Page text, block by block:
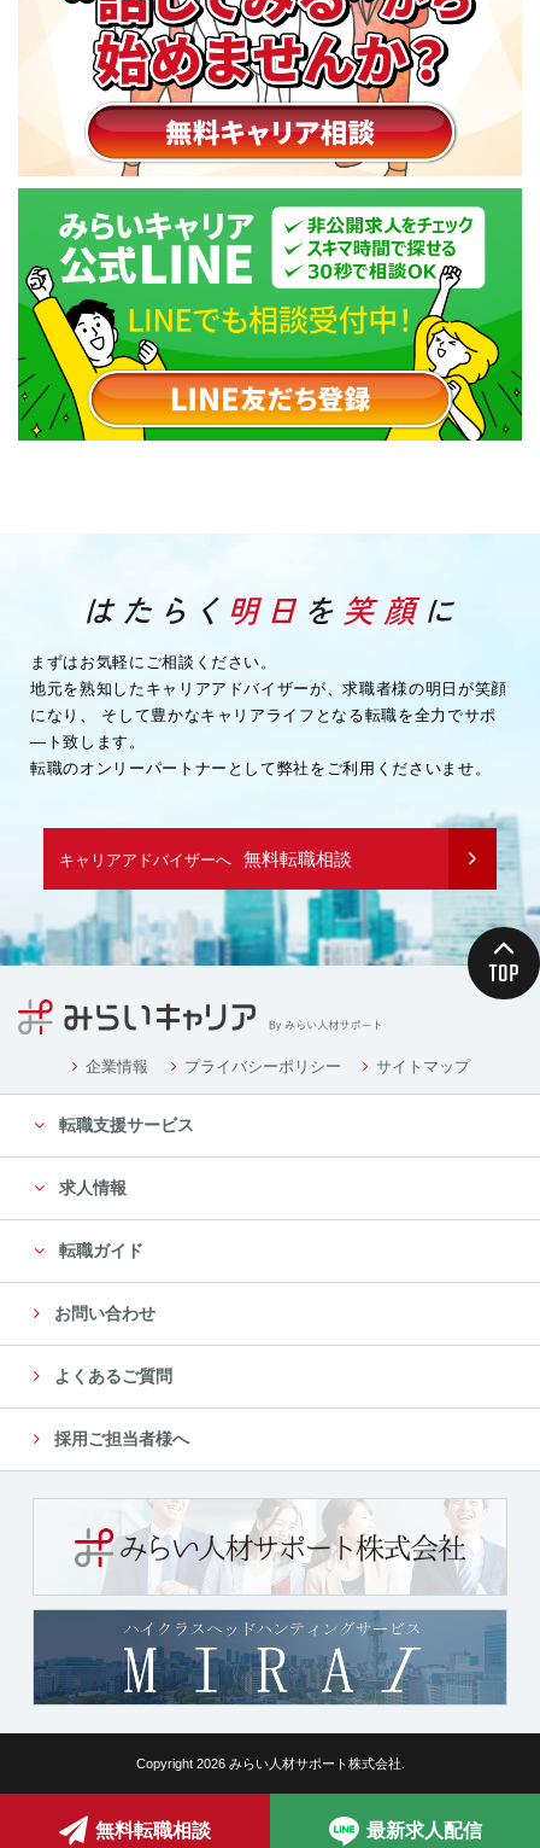
まずはお気軽にご相談ください。
地元を熟知したキャリアアドバイザーが、求職者様の明日が笑顔
になり、
そして豊かなキャリアライフとなる転職を全力でサポ
―ト致します。
転職のオンリーパートナーとして弊社をご利用くださいませ。
キャリアアドバイザーへ 無料転職相談
企業情報 プライバシーポリシー サイトマップ
転職支援サービス
求人情報
転職ガイド
お問い合わせ
よくあるご質問
採用ご担当者様へ
Copyright 2026 みらい人材サポート株式会社.
無料転職相談 最新求人配信